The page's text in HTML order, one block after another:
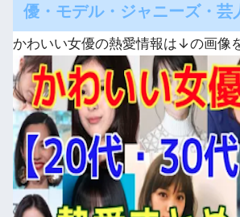
優・モデル・ジャニーズ・芸
かわいい女優の熱愛情報は↓の画像